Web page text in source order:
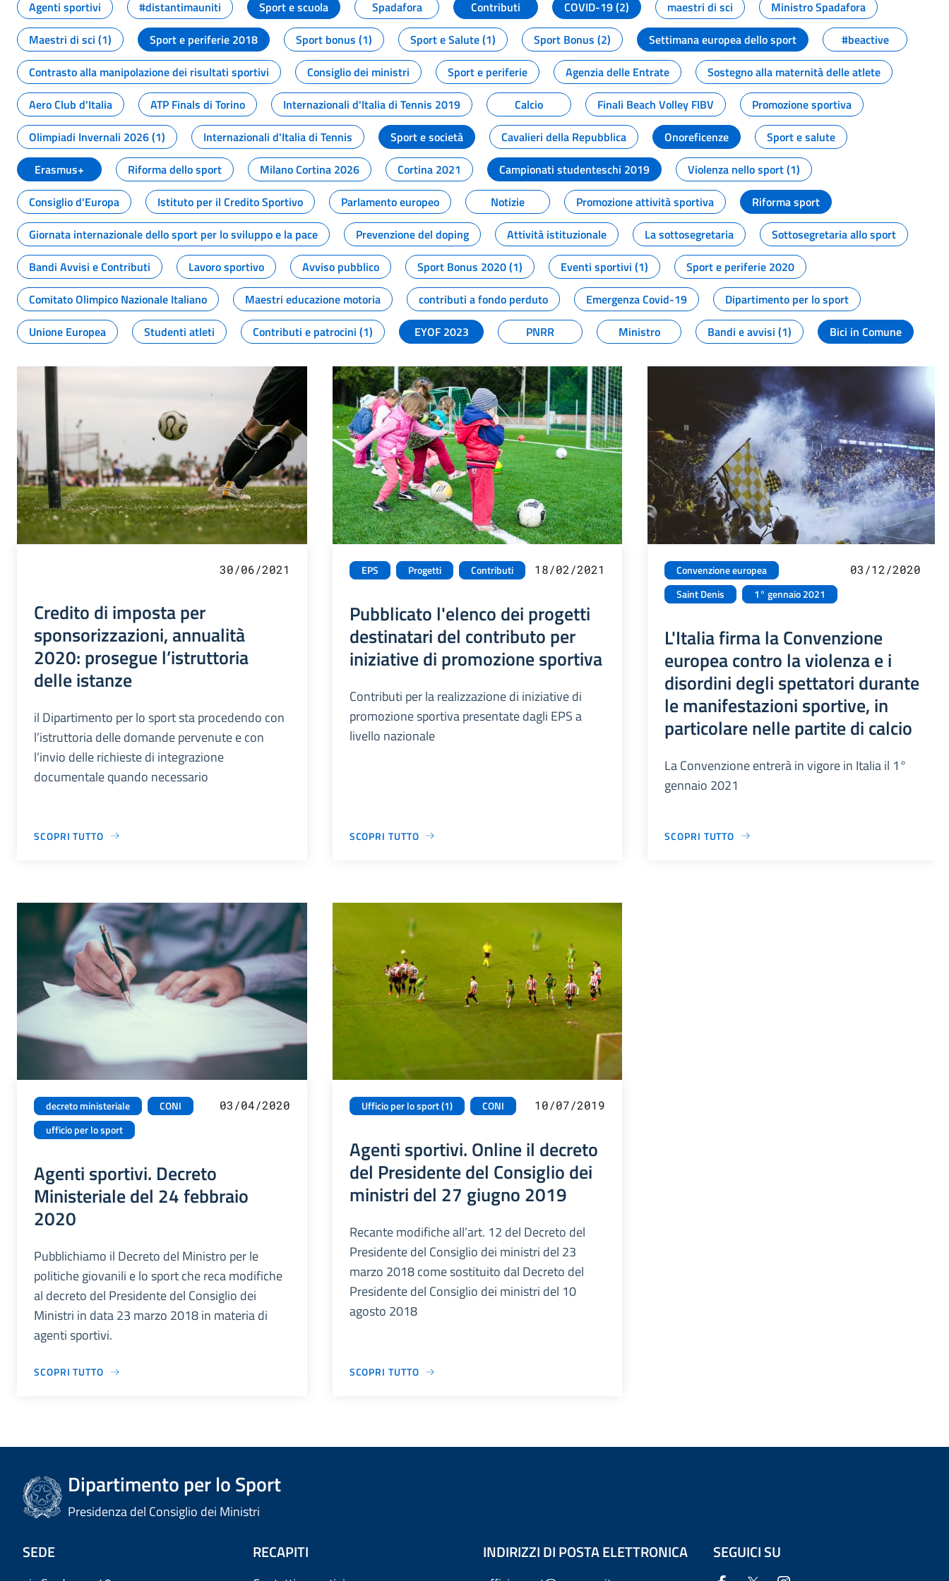
Agenti sportivi
#distantimauniti Sport e scuola Spadafora Contributi COVID-19 (2) maestri di sci
Ministro Spadafora
Maestri di sci (1)
Sport e periferie 2018 Sport bonus (1) Sport e Salute (1) Sport Bonus (2) Settimana europea dello sport
#beactive
Contrasto alla manipolazione dei risultati sportivi
Consiglio dei ministri Sport e periferie Agenzia delle Entrate
Sostegno alla maternità delle atlete
Aero Club d'Italia
ATP Finals di Torino Internazionali d'Italia di Tennis 2019 Calcio Finali Beach Volley FIBV
Promozione sportiva
Olimpiadi Invernali 2026 (1)
Internazionali d'Italia di Tennis Sport e società Cavalieri della Repubblica Onoreficenze
Sport e salute
Erasmus+
Riforma dello sport Milano Cortina 2026 Cortina 2021 Campionati studenteschi 2019
Violenza nello sport (1)
Consiglio d'Europa
Istituto per il Credito Sportivo Parlamento europeo Notizie Promozione attività sportiva
Riforma sport
Giornata internazionale dello sport per lo sviluppo e la pace
Prevenzione del doping Attività istituzionale La sottosegretaria
Sottosegretaria allo sport
Bandi Avvisi e Contributi
Lavoro sportivo Avviso pubblico Sport Bonus 2020 (1) Eventi sportivi (1)
Sport e periferie 2020
Comitato Olimpico Nazionale Italiano
Maestri educazione motoria contributi a fondo perduto Emergenza Covid-19
Dipartimento per lo sport
Unione Europea
Studenti atleti Contributi e patrocini (1) EYOF 2023 PNRR Ministro Bandi e avvisi (1) Bici in Comune
30/06/2021
Credito di imposta per
sponsorizzazioni, annualità
2020: prosegue l’istruttoria
delle istanze
il Dipartimento per lo sport sta procedendo con
l’istruttoria delle domande pervenute e con
l’invio delle richieste di integrazione
documentale quando necessario
SCOPRI TUTTO
EPS Progetti Contributi 18/02/2021
Pubblicato l'elenco dei progetti
destinatari del contributo per
iniziative di promozione sportiva
Contributi per la realizzazione di iniziative di
promozione sportiva presentate dagli EPS a
livello nazionale
SCOPRI TUTTO
Convenzione europea
Saint Denis
1° gennaio 2021
03/12/2020
L'Italia firma la Convenzione
europea contro la violenza e i
disordini degli spettatori durante
le manifestazioni sportive, in
particolare nelle partite di calcio
La Convenzione entrerà in vigore in Italia il 1°
gennaio 2021
SCOPRI TUTTO
decreto ministeriale
CONI
ufficio per lo sport
03/04/2020
Agenti sportivi. Decreto
Ministeriale del 24 febbraio
2020
Pubblichiamo il Decreto del Ministro per le
politiche giovanili e lo sport che reca modifiche
al decreto del Presidente del Consiglio dei
Ministri in data 23 marzo 2018 in materia di
agenti sportivi.
SCOPRI TUTTO
Ufficio per lo sport (1) CONI 10/07/2019
Agenti sportivi. Online il decreto
del Presidente del Consiglio dei
ministri del 27 giugno 2019
Recante modifiche all’art. 12 del Decreto del
Presidente del Consiglio dei ministri del 23
marzo 2018 come sostituito dal Decreto del
Presidente del Consiglio dei ministri del 10
agosto 2018
SCOPRI TUTTO
Dipartimento per lo Sport
Presidenza del Consiglio dei Ministri
SEDE RECAPITI INDIRIZZI DI POSTA ELETTRONICA SEGUICI SU